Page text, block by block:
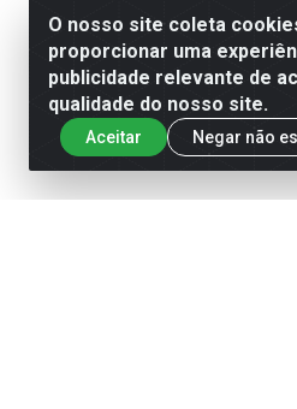
O nosso site coleta
proporcionar uma
publicidade relevante de
qualidade do nosso site.
Aceitar Negar não